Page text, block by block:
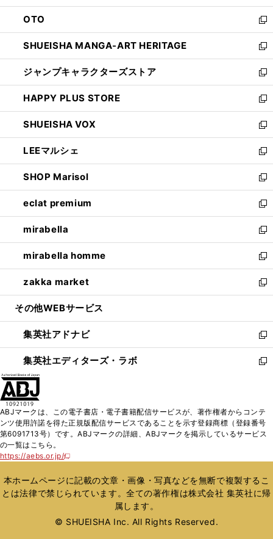
ウ
で
開
く
ン
ド
ウ
で
開
く
OTO
新
し
い
ウ
ィ
ン
ド
ウ
で
開
く
SHUEISHA MANGA-ART HERITAGE
新
し
い
ウ
ィ
ン
ド
ウ
で
開
く
ジャンプキャラクターズストア
新
し
い
ウ
ィ
ン
ド
ウ
で
開
く
HAPPY PLUS STORE
新
し
い
ウ
ィ
ン
ド
ウ
で
開
く
SHUEISHA VOX
新
し
い
ウ
ィ
ン
ド
ウ
で
開
く
LEEマルシェ
新
し
い
ウ
ィ
ン
ド
ウ
で
開
く
SHOP Marisol
新
し
い
ウ
ィ
ン
ド
ウ
で
開
eclat premium
新
し
い
ウ
ィ
ン
ド
ウ
開
く
mirabella
新
し
い
ウ
ィ
ン
ウ
で
開
く
mirabella homme
新
し
い
ウ
ン
ド
ウ
で
zakka market
新
し
ウ
ィ
ン
ド
く
その他WEBサービス
集英社アドナビ
新
し
い
ド
ウ
で
集英社エディターズ・ラボ
新
ィ
ン
ド
開
く
ABJマークは、この電子書店・電子書籍配信サービスが、著作権者からコンテ
ンツ使用許諾を得た正規版配信サービスであることを示す登録商標（登録番号
第6091713号）です。ABJマークの詳細、ABJマークを掲示しているサービス
の一覧はこちら。
https://aebs.or.jp/
新
い
ウ
ィ
ウ
本ホームページに記載の文章・画像・写真などを無断で複製するこ
とは法律で禁じられています。全ての著作権は株式会社 集英社に帰
属します。
© SHUEISHA Inc. All Rights Reserved.